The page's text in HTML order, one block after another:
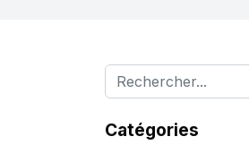
Catégories